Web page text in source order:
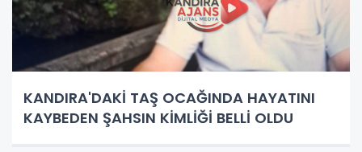
KANDIRA'DAKİ TAŞ OCAĞINDA HAYATINI
KAYBEDEN ŞAHSIN KİMLİĞİ BELLİ OLDU